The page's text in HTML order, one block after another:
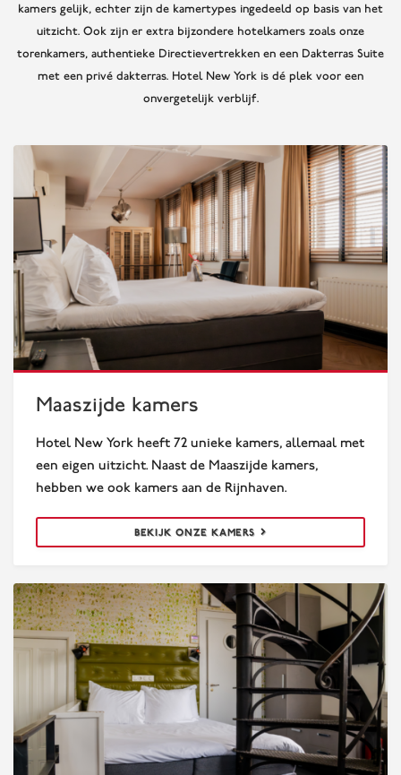
kamers gelijk, echter zijn de kamertypes ingedeeld op basis van het
uitzicht. Ook zijn er extra bijzondere hotelkamers zoals onze
torenkamers, authentieke Directievertrekken en een Dakterras Suite
met een privé dakterras. Hotel New York is dé plek voor een
onvergetelijk verblijf.
Maaszijde kamers
Hotel New York heeft 72 unieke kamers, allemaal met
een eigen uitzicht. Naast de Maaszijde kamers,
hebben we ook kamers aan de Rijnhaven.
BEKIJK ONZE KAMERS